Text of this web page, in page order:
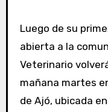
Luego de su
abierta a la
Veterinario
mañana martes
de Ajó, ubicada